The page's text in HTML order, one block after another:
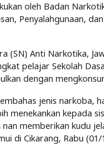
oleh Badan
Penyalahgunaan,
(SN) Anti Narkotika,
pelajar Sekolah
dengan
jenis narkoba,
menekankan kepada
memberikan kudu
di Cikarang, Rabu (01/